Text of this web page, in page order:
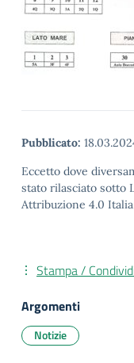
Pubblicato:
Eccetto dove
stato rilasciato sotto
Attribuzione 4.0
Stampa /
Argomenti
Notizie